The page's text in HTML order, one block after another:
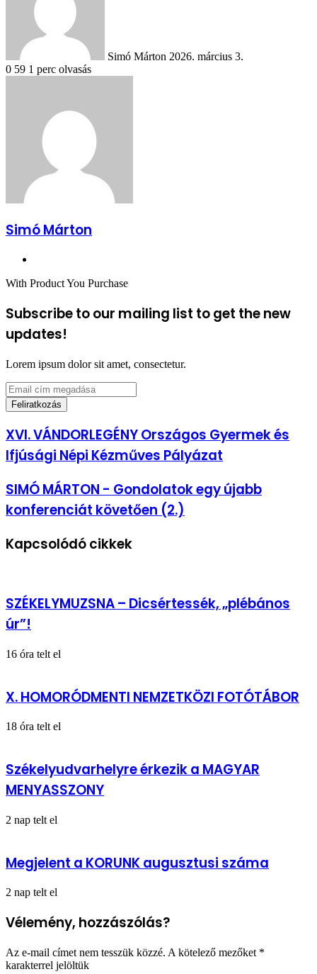
Simó Márton 2026. március 3.
0 59 1 perc olvasás
Simó Márton
With Product You Purchase
Subscribe to our mailing list to get the new
updates!
Lorem ipsum dolor sit amet, consectetur.
Email
cím
megadása
XVI.
VÁNDORLEGÉNY
Országos
Ifjúsági
Népi
Kézműves
XVI. VÁNDORLEGÉNY Országos Gyermek és
Ifjúsági Népi Kézműves Pályázat
SIMÓ
MÁRTON
-
újabb
SIMÓ MÁRTON - Gondolatok egy újabb
konferenciát követően (2.)
Kapcsolódó cikkek
SZÉKELYMUZSNA – Dicsértessék, „plébános
úr”!
16 óra telt el
X. HOMORÓDMENTI NEMZETKÖZI FOTÓTÁBOR
18 óra telt el
Székelyudvarhelyre érkezik a MAGYAR
MENYASSZONY
2 nap telt el
Megjelent a KORUNK augusztusi száma
2 nap telt el
Vélemény, hozzászólás?
Az e-mail címet nem tesszük közzé. A kötelező mezőket *
karakterrel jelöltük